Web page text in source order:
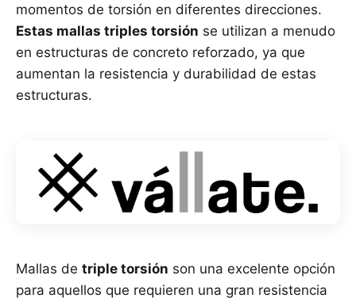
momentos de torsión en diferentes direcciones.
Estas mallas triples torsión se utilizan a menudo
en estructuras de concreto reforzado, ya que
aumentan la resistencia y durabilidad de estas
estructuras.
Mallas de triple torsión son una excelente opción
para aquellos que requieren una gran resistencia